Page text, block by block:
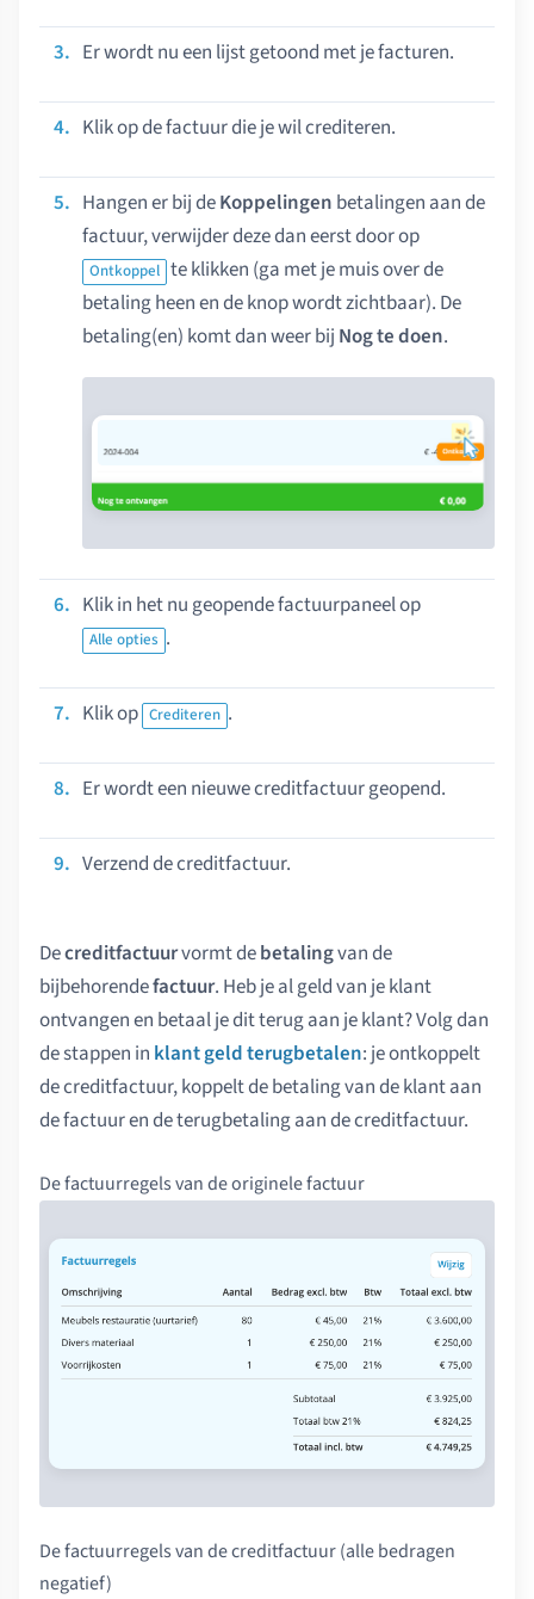
Er wordt nu een lijst getoond met je facturen.
Klik op de factuur die je wil crediteren.
Hangen er bij deKoppelingen betalingen aan de
factuur, verwijder deze dan eerst door op
Ontkoppel te klikken (ga met je muis over de
betaling heen en de knop wordt zichtbaar). De
betaling(en) komt dan weer bij Nog te doen.
Klik in het nu geopende factuurpaneel op
Alle opties .
Klik op Crediteren .
Er wordt een nieuwe creditfactuur geopend.
Verzend de creditfactuur.
Decreditfactuurvormt debetalingvan de
bijbehorendefactuur. Heb je al geld van je klant
ontvangen en betaal je dit terug aan je klant? Volg dan
de stappen in klant geld terugbetalen: je ontkoppelt
de creditfactuur, koppelt de betaling van de klant aan
de factuur en de terugbetaling aan de creditfactuur.
De factuurregels van de originele factuur
De factuurregels van de creditfactuur (alle bedragen
negatief)